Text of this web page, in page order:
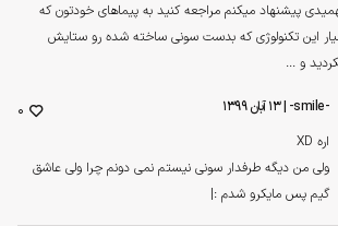
پیشنهاد میکنم مراجعه کنید به پیماهای خودتون که
این تکنولوژی که بدست سونی ساخته شده رو ستایش
و ...
-smile-
| ۱۳ آبان ۱۳۹۹
اره XD
ولی من دیگه طرفدار سونی نیستم نمی دونم چرا ولی عاشق
گیم پس مایکرو شدم :|
0